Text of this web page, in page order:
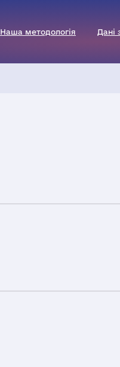
Наша методологія Дані